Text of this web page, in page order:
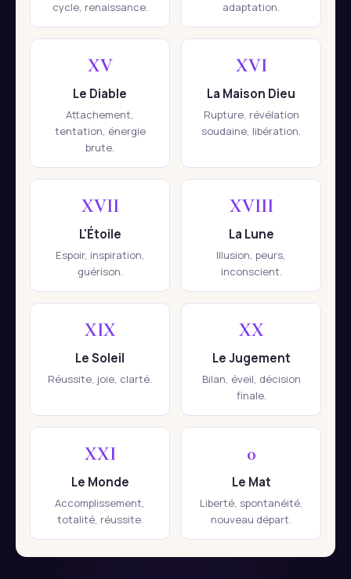
cycle, renaissance.
adaptation.
XV
Le Diable
Attachement,
tentation, énergie
brute.
XVI
La Maison Dieu
Rupture, révélation
soudaine, libération.
XVII
L'Étoile
Espoir, inspiration,
guérison.
XVIII
La Lune
Illusion, peurs,
inconscient.
XIX
Le Soleil
Réussite, joie, clarté.
XX
Le Jugement
Bilan, éveil, décision
finale.
XXI
Le Monde
Accomplissement,
totalité, réussite.
0
Le Mat
Liberté, spontanéité,
nouveau départ.